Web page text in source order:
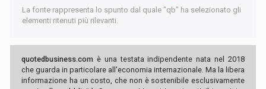
La fonte rappresenta lo spunto dal quale "qb" ha selezionato gli
elementi ritenuti più rilevanti.
quotedbusiness.com è una testata indipendente nata nel 2018
che guarda in particolare all'economia internazionale. Ma la libera
informazione ha un costo, che non è sostenibile esclusivamente